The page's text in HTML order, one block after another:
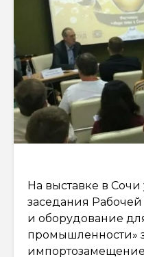
На выставке в
заседания
и оборудование
промышленности»